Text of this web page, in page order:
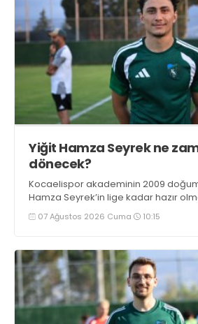
Yiğit Hamza Seyrek ne
dönecek?
Kocaelispor akademinin 2009
Hamza Seyrek’in lige kadar hazır
07 Ağustos 2026 Cuma 10:15